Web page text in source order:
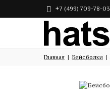
+7 (499) 709-78-03
Главная Бейсболки